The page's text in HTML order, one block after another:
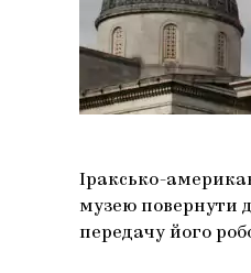
Іраксько-
музею повернути
передачу його